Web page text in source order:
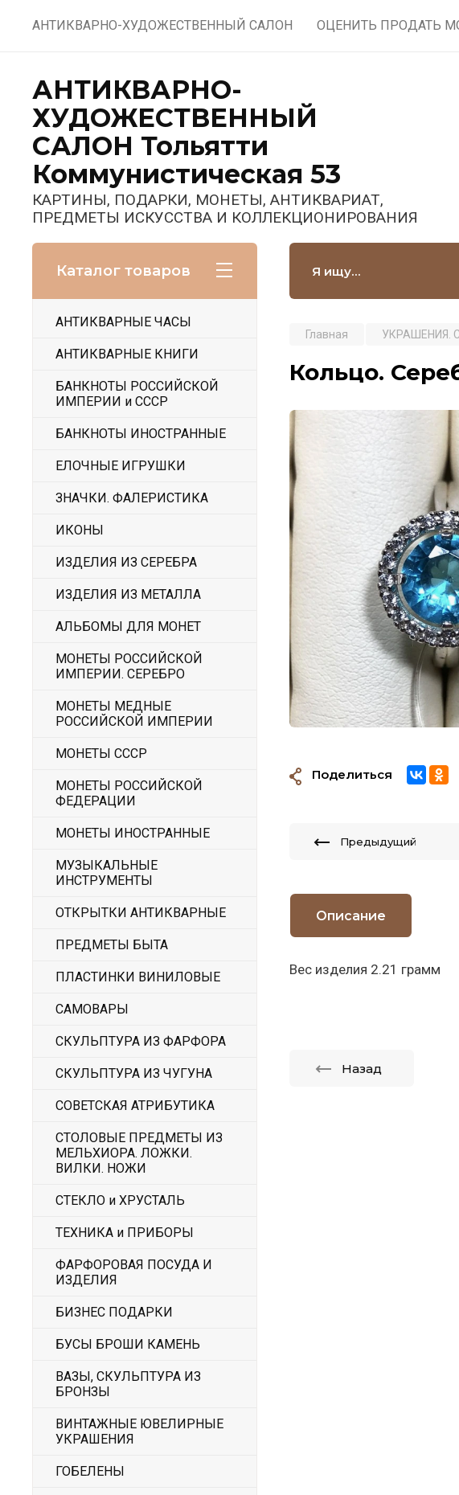
АНТИКВАРНО-ХУДОЖЕСТВЕННЫЙ САЛОН ОЦЕНИТЬ ПРОДАТЬ
АНТИКВАРНО-
ХУДОЖЕСТВЕННЫЙ
САЛОН Тольятти
Коммунистическая 53
КАРТИНЫ, ПОДАРКИ, МОНЕТЫ, АНТИКВАРИАТ,
ПРЕДМЕТЫ ИСКУССТВА И КОЛЛЕКЦИОНИРОВАНИЯ
Каталог товаров
АНТИКВАРНЫЕ ЧАСЫ
АНТИКВАРНЫЕ КНИГИ
БАНКНОТЫ РОССИЙСКОЙ
ИМПЕРИИ и СССР
БАНКНОТЫ ИНОСТРАННЫЕ
ЕЛОЧНЫЕ ИГРУШКИ
ЗНАЧКИ. ФАЛЕРИСТИКА
ИКОНЫ
ИЗДЕЛИЯ ИЗ СЕРЕБРА
ИЗДЕЛИЯ ИЗ МЕТАЛЛА
АЛЬБОМЫ ДЛЯ МОНЕТ
МОНЕТЫ РОССИЙСКОЙ
ИМПЕРИИ. СЕРЕБРО
МОНЕТЫ МЕДНЫЕ
РОССИЙСКОЙ ИМПЕРИИ
МОНЕТЫ СССР
МОНЕТЫ РОССИЙСКОЙ
ФЕДЕРАЦИИ
МОНЕТЫ ИНОСТРАННЫЕ
МУЗЫКАЛЬНЫЕ
ИНСТРУМЕНТЫ
ОТКРЫТКИ АНТИКВАРНЫЕ
ПРЕДМЕТЫ БЫТА
ПЛАСТИНКИ ВИНИЛОВЫЕ
САМОВАРЫ
СКУЛЬПТУРА ИЗ ФАРФОРА
СКУЛЬПТУРА ИЗ ЧУГУНА
СОВЕТСКАЯ АТРИБУТИКА
СТОЛОВЫЕ ПРЕДМЕТЫ ИЗ
МЕЛЬХИОРА. ЛОЖКИ.
ВИЛКИ. НОЖИ
СТЕКЛО и ХРУСТАЛЬ
ТЕХНИКА и ПРИБОРЫ
ФАРФОРОВАЯ ПОСУДА И
ИЗДЕЛИЯ
БИЗНЕС ПОДАРКИ
БУСЫ БРОШИ КАМЕНЬ
ВАЗЫ, СКУЛЬПТУРА ИЗ
БРОНЗЫ
ВИНТАЖНЫЕ ЮВЕЛИРНЫЕ
УКРАШЕНИЯ
ГОБЕЛЕНЫ
Главная УКРАШЕНИЯ.
Кольцо.
Поделиться
Предыдущий
Описание
Вес изделия 2.21 грамм
Назад